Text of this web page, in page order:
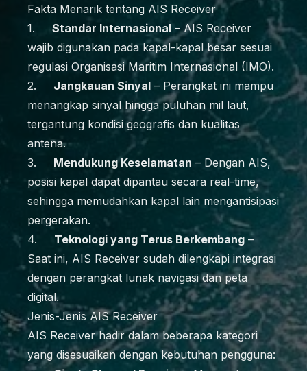
Fakta Menarik tentang AIS Receiver
1. Standar Internasional – AIS Receiver
wajib digunakan pada kapal-kapal besar sesuai
regulasi Organisasi Maritim Internasional (IMO).
2. Jangkauan Sinyal – Perangkat ini mampu
menangkap sinyal hingga puluhan mil laut,
tergantung kondisi geografis dan kualitas
antena.
3. Mendukung Keselamatan – Dengan AIS,
posisi kapal dapat dipantau secara real-time,
sehingga memudahkan kapal lain mengantisipasi
pergerakan.
4. Teknologi yang Terus Berkembang –
Saat ini, AIS Receiver sudah dilengkapi integrasi
dengan perangkat lunak navigasi dan peta
digital.
Jenis-Jenis AIS Receiver
AIS Receiver hadir dalam beberapa kategori
yang disesuaikan dengan kebutuhan pengguna: